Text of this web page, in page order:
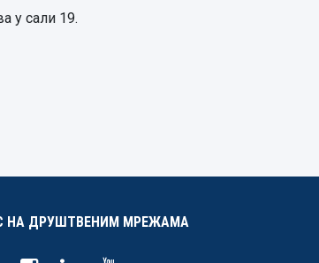
у сали 19.
НА ДРУШТВЕНИМ МРЕЖАМА